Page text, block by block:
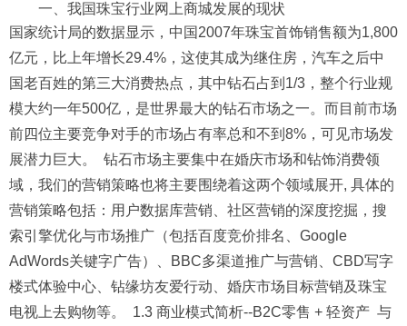
一、我国珠宝行业网上商城发展的现状
国家统计局的数据显示，中国2007年珠宝首饰销售额为1,800
亿元，比上年增长29.4%，这使其成为继住房，汽车之后中
国老百姓的第三大消费热点，其中钻石占到1/3，整个行业规
模大约一年500亿，是世界最大的钻石市场之一。而目前市场
前四位主要竞争对手的市场占有率总和不到8%，可见市场发
展潜力巨大。 钻石市场主要集中在婚庆市场和钻饰消费领
域，我们的营销策略也将主要围绕着这两个领域展开, 具体的
营销策略包括：用户数据库营销、社区营销的深度挖掘，搜
索引擎优化与市场推广（包括百度竞价排名、Google
AdWords关键字广告）、BBC多渠道推广与营销、CBD写字
楼式体验中心、钻缘坊友爱行动、婚庆市场目标营销及珠宝
电视上去购物等。 1.3 商业模式简析--B2C零售 + 轻资产 与